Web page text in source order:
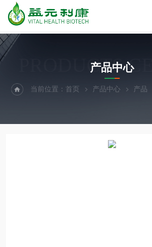
PRODUCTS
产品中心
当前位置：首页 产品中心 产品